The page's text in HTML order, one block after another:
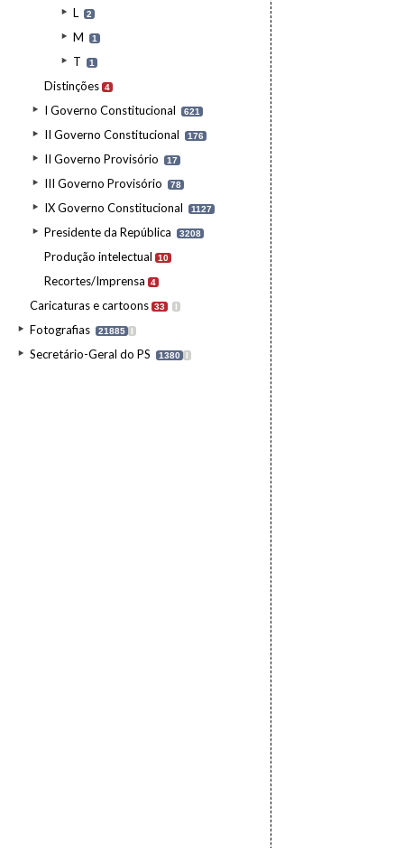
L 2
M 1
T 1
Distinções 4
I Governo Constitucional 621
II Governo Constitucional 176
II Governo Provisório 17
III Governo Provisório 78
IX Governo Constitucional 1127
Presidente da República 3208
Produção intelectual 10
Recortes/Imprensa 4
Caricaturas e cartoons 33 I
Fotografias 21885 I
Secretário-Geral do PS 1380 I